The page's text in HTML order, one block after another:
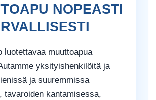
NOPEASTI
luotettavaa muuttoapua
yksityishenkilöitä ja
ja suuremmissa
tavaroiden kantamisessa,